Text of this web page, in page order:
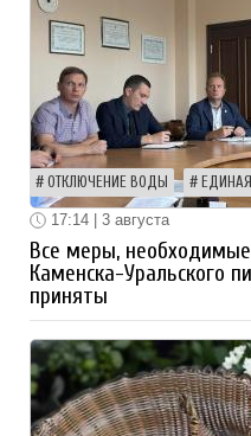
ОТКЛЮЧЕНИЕ ВОДЫ
17:14 | 3 августа
Все меры,
Каменска-Уральского
приняты